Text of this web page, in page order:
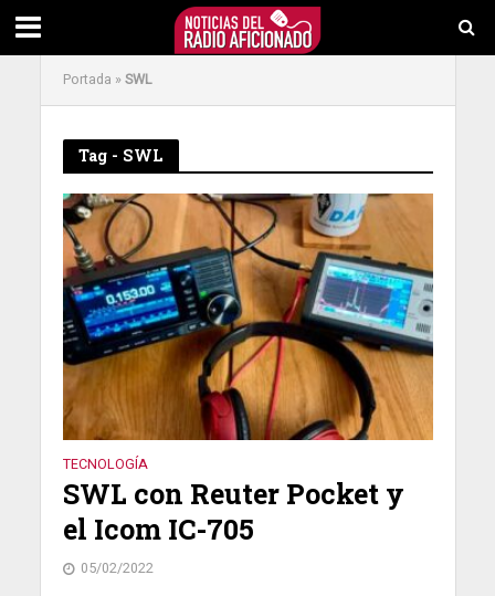
Portada »SWL
Tag - SWL
TECNOLOGÍA
SWL con Reuter Pocket y
el Icom IC-705
05/02/2022